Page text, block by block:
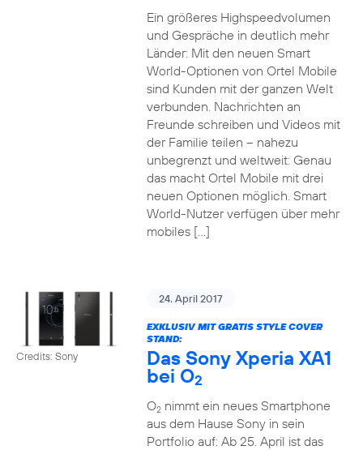
Ein größeres Highspeedvolumen
und Gespräche in deutlich mehr
Länder: Mit den neuen Smart
World-Optionen von Ortel Mobile
sind Kunden mit der ganzen Welt
verbunden. Nachrichten an
Freunde schreiben und Videos mit
der Familie teilen – nahezu
unbegrenzt und weltweit: Genau
das macht Ortel Mobile mit drei
neuen Optionen möglich. Smart
World-Nutzer verfügen über mehr
mobiles […]
Credits: Sony
24. April 2017
EXKLUSIV MIT GRATIS STYLE COVER
STAND:
Das Sony Xperia XA1
bei O2
O2nimmt ein neues Smartphone
aus dem Hause Sony in sein
Portfolio auf: Ab 25. April ist das